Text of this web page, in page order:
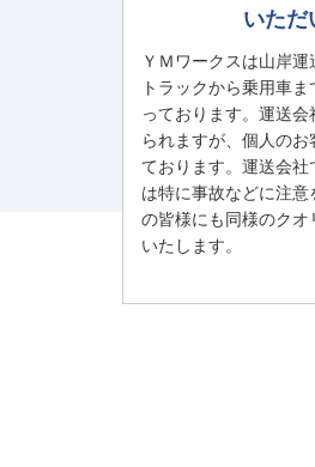
いただ
ＹＭワークスは山岸運
トラックから乗用車
っております。運送
られますが、個人の
ております。運送会
は特に事故などに注意
の皆様にも同様のク
いたします。